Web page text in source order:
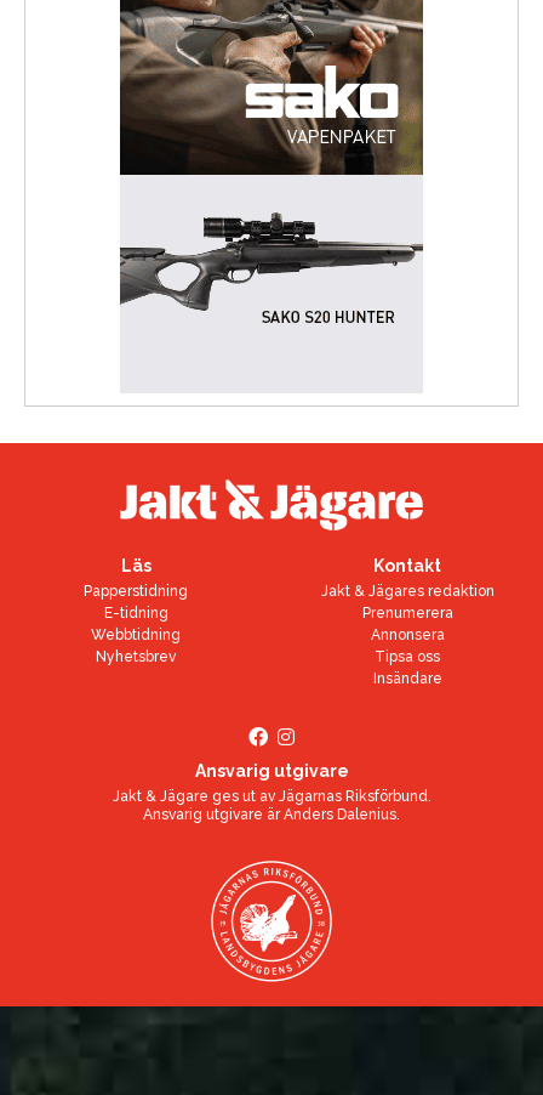
Läs
Papperstidning
E-tidning
Webbtidning
Nyhetsbrev
Kontakt
Jakt & Jägares redaktion
Prenumerera
Annonsera
Tipsa oss
Insändare
Ansvarig utgivare
Jakt & Jägare ges ut av Jägarnas Riksförbund.
Ansvarig utgivare ärAnders Dalenius.